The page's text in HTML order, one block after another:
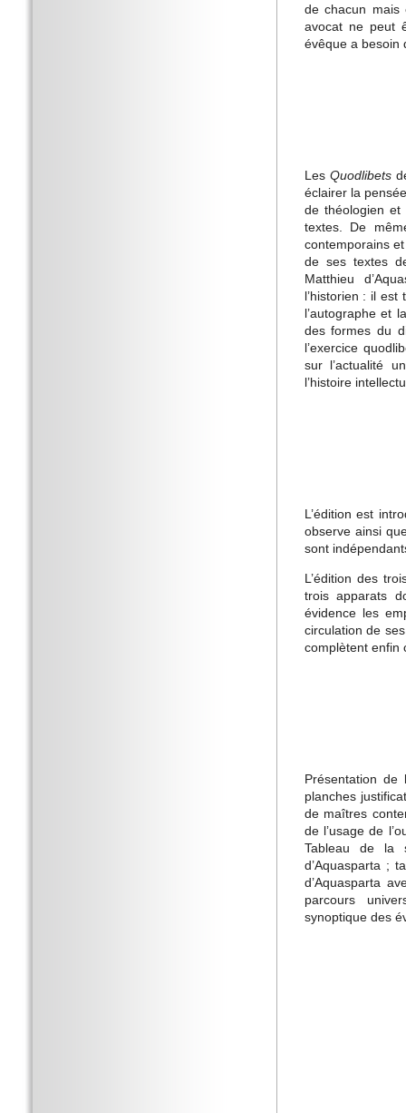
de chacun mais
avocat ne peut
évêque a besoin
Les Quodlibets
éclairer la
de théologien et
textes. De
contemporains
de ses textes
Matthieu
l’historien : il
l’autographe et
des formes du
l’exercice
sur l’actualité
l’histoire
L’édition est
observe ainsi
sont
L’édition des
trois apparats
évidence les
circulation de
complètent enfin
Présentation de
planches
de maîtres
de l’usage de
Tableau de la
d’Aquasparta ;
d’Aquasparta
parcours
synoptique des